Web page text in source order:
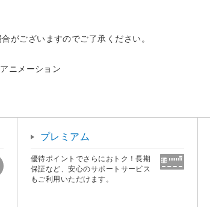
がございますのでご了承ください。
ニメーション
プレミアム
優待ポイントでさらにおトク！長期
保証など、安心のサポートサービス
もご利用いただけます。